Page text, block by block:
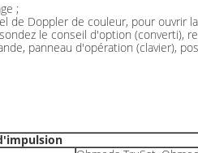
;
de Doppler de couleur, pour ouvrir
le conseil d'option (converti),
panneau d'opération (clavier),